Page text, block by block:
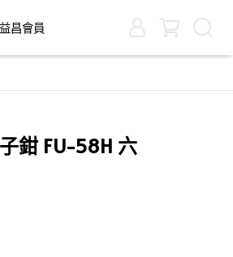
益昌會員
鉗 FU-58H 六